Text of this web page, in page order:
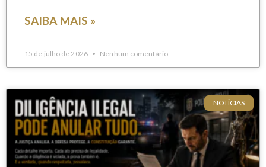
SAIBA MAIS »
15 de julho de 2026 Nenhum comentário
NOTÍCIAS